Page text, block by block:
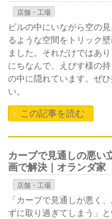
店舗・工場
ビルの中にいながら空の
るような空間をトリック
ました。それだけではあ
にちなんで、えびす様の
の中に隠れています。ぜ
い。
この記事を読む
カーブで見通しの悪い
画で解決｜オランダ家
店舗・工場
「カーブで見通しが悪く
ずに取り過ぎてしまう」